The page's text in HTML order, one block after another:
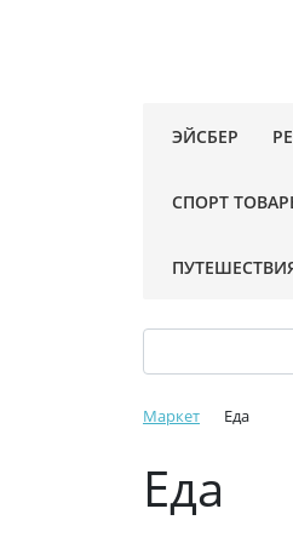
ЭЙСБЕР
СПОРТ
Маркет Еда
Еда